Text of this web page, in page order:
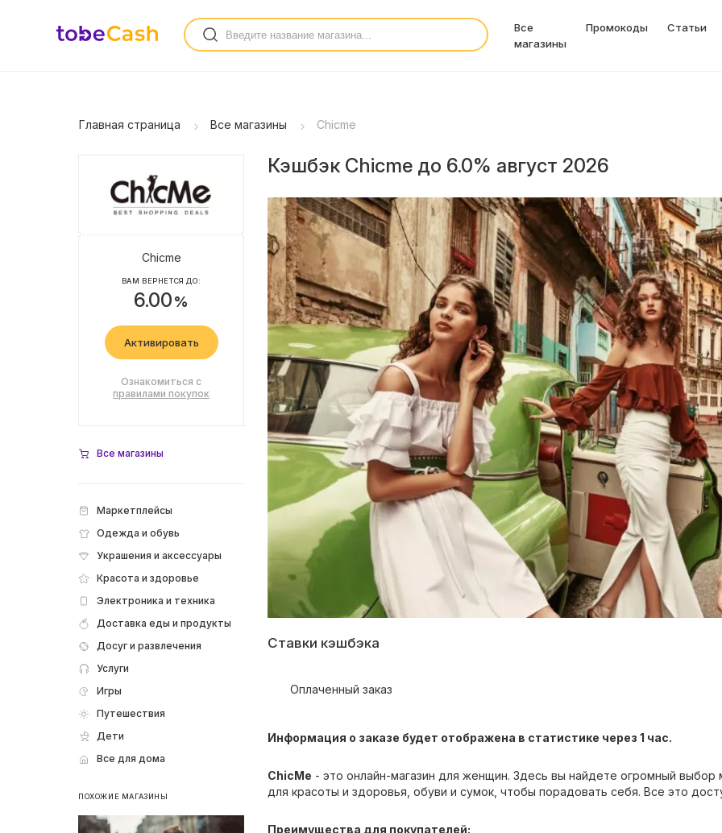
Все
магазины
Промокоды Статьи
Главная страница Все магазины Chicme
Chicme
ВАМ ВЕРНЕТСЯ ДО:
6.00%
Активировать
Ознакомиться с
правилами покупок
Все магазины
Маркетплейсы
Одежда и обувь
Украшения и аксессуары
Красота и здоровье
Электроника и техника
Доставка еды и продукты
Досуг и развлечения
Услуги
Игры
Путешествия
Дети
Все для дома
ПОХОЖИЕ МАГАЗИНЫ
Кэшбэк Chicme до 6.0% август 2026
Ставки кэшбэка
Оплаченный заказ
Информация о заказе будет отображена в статистике через 1 час.
ChicMe - это онлайн-магазин для женщин. Здесь вы найдете огромный
для красоты и здоровья, обуви и сумок, чтобы порадовать себя. Все это
Преимущества для покупателей: